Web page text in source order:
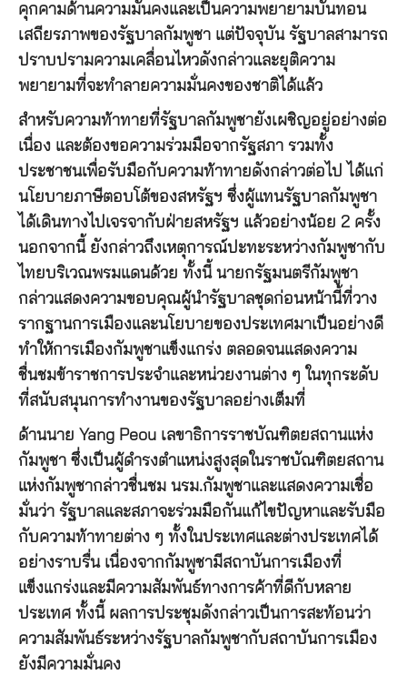
คุกคามด้านความมั่นคงและเป็นความพยายามบั่นทอน
เสถียรภาพของรัฐบาลกัมพูชา แต่ปัจจุบัน รัฐบาลสามารถ
ปราบปรามความเคลื่อนไหวดังกล่าวและยุติความ
พยายามที่จะทำลายความมั่นคงของชาติได้แล้ว
สำหรับความท้าทายที่รัฐบาลกัมพูชายังเผชิญอยู่อย่างต่อ
เนื่อง และต้องขอความร่วมมือจากรัฐสภา รวมทั้ง
ประชาชนเพื่อรับมือกับความท้าทายดังกล่าวต่อไป ได้แก่
นโยบายภาษีตอบโต้ของสหรัฐฯ ซึ่งผู้แทนรัฐบาลกัมพูชา
ได้เดินทางไปเจรจากับฝ่ายสหรัฐฯ แล้วอย่างน้อย 2 ครั้ง
นอกจากนี้ ยังกล่าวถึงเหตุการณ์ปะทะระหว่างกัมพูชากับ
ไทยบริเวณพรมแดนด้วย ทั้งนี้ นายกรัฐมนตรีกัมพูชา
กล่าวแสดงความขอบคุณผู้นำรัฐบาลชุดก่อนหน้านี้ที่วาง
รากฐานการเมืองและนโยบายของประเทศมาเป็นอย่างดี
ทำให้การเมืองกัมพูชาแข็งแกร่ง ตลอดจนแสดงความ
ชื่นชมข้าราชการประจำและหน่วยงานต่าง ๆ ในทุกระดับ
ที่สนับสนุนการทำงานของรัฐบาลอย่างเต็มที่
ด้านนาย Yang Peou เลขาธิการราชบัณฑิตยสถานแห่ง
กัมพูชา ซึ่งเป็นผู้ดำรงตำแหน่งสูงสุดในราชบัณฑิตยสถาน
แห่งกัมพูชากล่าวชื่นชม นรม.กัมพูชาและแสดงความเชื่อ
มั่นว่า รัฐบาลและสภาจะร่วมมือกันแก้ไขปัญหาและรับมือ
กับความท้าทายต่าง ๆ ทั้งในประเทศและต่างประเทศได้
อย่างราบรื่น เนื่องจากกัมพูชามีสถาบันการเมืองที่
แข็งแกร่งและมีความสัมพันธ์ทางการค้าที่ดีกับหลาย
ประเทศ ทั้งนี้ ผลการประชุมดังกล่าวเป็นการสะท้อนว่า
ความสัมพันธ์ระหว่างรัฐบาลกัมพูชากับสถาบันการเมือง
ยังมีความมั่นคง